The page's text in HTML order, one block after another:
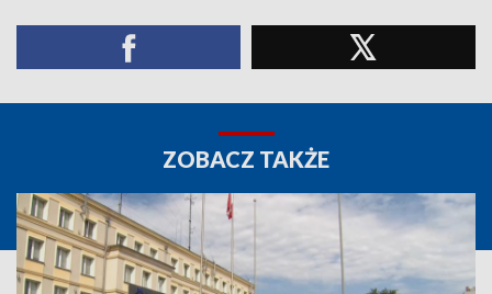
ZOBACZ TAKŻE